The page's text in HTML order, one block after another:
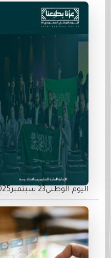
اليوم الوطني23 سبتمبر2025